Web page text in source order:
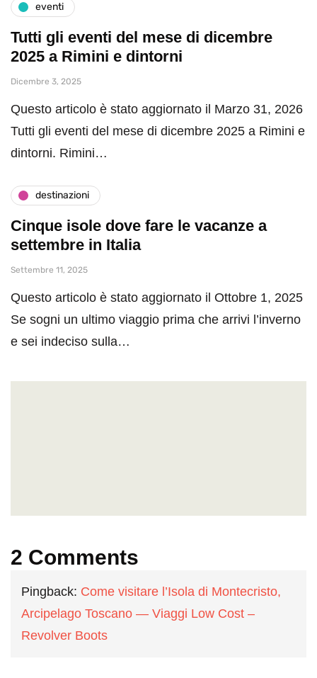
eventi
Tutti gli eventi del mese di dicembre
2025 a Rimini e dintorni
Dicembre 3, 2025
Questo articolo è stato aggiornato il Marzo 31, 2026
Tutti gli eventi del mese di dicembre 2025 a Rimini e
dintorni. Rimini…
destinazioni
Cinque isole dove fare le vacanze a
settembre in Italia
Settembre 11, 2025
Questo articolo è stato aggiornato il Ottobre 1, 2025
Se sogni un ultimo viaggio prima che arrivi l’inverno
e sei indeciso sulla…
2 Comments
Pingback: Come visitare l’Isola di Montecristo,
Arcipelago Toscano — Viaggi Low Cost –
Revolver Boots